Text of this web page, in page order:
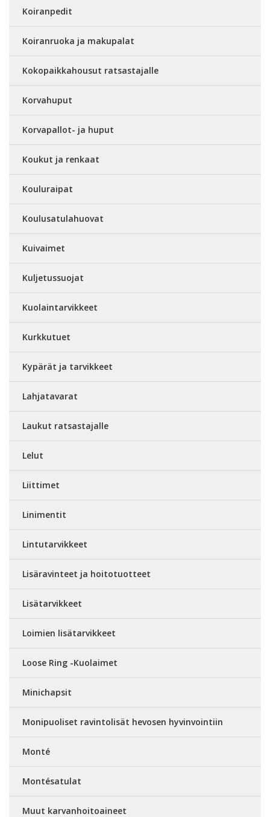
Koiranpedit
Koiranruoka ja makupalat
Kokopaikkahousut ratsastajalle
Korvahuput
Korvapallot- ja huput
Koukut ja renkaat
Kouluraipat
Koulusatulahuovat
Kuivaimet
Kuljetussuojat
Kuolaintarvikkeet
Kurkkutuet
Kypärät ja tarvikkeet
Lahjatavarat
Laukut ratsastajalle
Lelut
Liittimet
Linimentit
Lintutarvikkeet
Lisäravinteet ja hoitotuotteet
Lisätarvikkeet
Loimien lisätarvikkeet
Loose Ring -Kuolaimet
Minichapsit
Monipuoliset ravintolisät hevosen hyvinvointiin
Monté
Montésatulat
Muut karvanhoitoaineet